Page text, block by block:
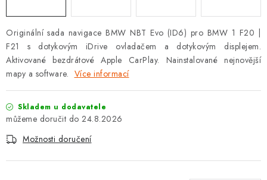
ŠKODA
TOYOTA
VW
Cookies a podmínky používání stránek
Originální sada navigace BMW NBT Evo (ID6) pro BMW 1 F20 |
F21 s dotykovým iDrive ovladačem a dotykovým displejem.
Aktivované bezdrátové Apple CarPlay. Nainstalované nejnovější
mapy a software. Více informací
Skladem u dodavatele
24.8.2026
Možnosti doručení